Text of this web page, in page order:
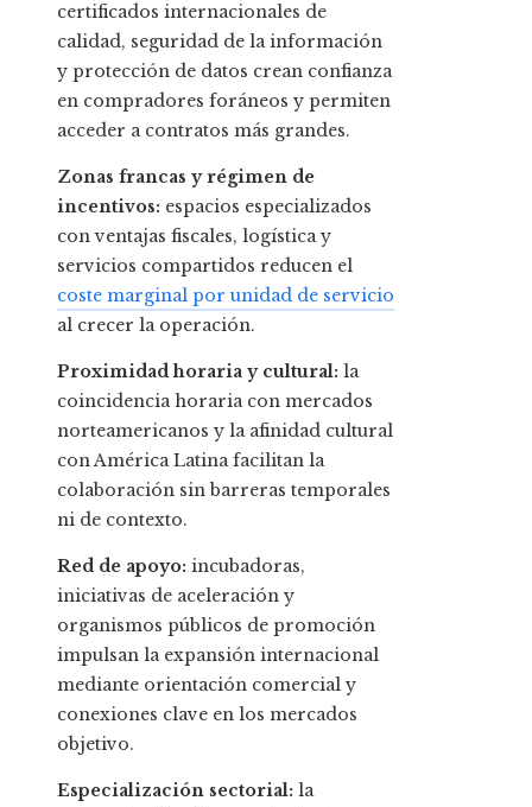
certificados internacionales de
calidad, seguridad de la información
y protección de datos crean confianza
en compradores foráneos y permiten
acceder a contratos más grandes.
Zonas francas y régimen de
incentivos: espacios especializados
con ventajas fiscales, logística y
servicios compartidos reducen el
coste marginal por unidad de servicio
al crecer la operación.
Proximidad horaria y cultural: la
coincidencia horaria con mercados
norteamericanos y la afinidad cultural
con América Latina facilitan la
colaboración sin barreras temporales
ni de contexto.
Red de apoyo: incubadoras,
iniciativas de aceleración y
organismos públicos de promoción
impulsan la expansión internacional
mediante orientación comercial y
conexiones clave en los mercados
objetivo.
Especialización sectorial: la